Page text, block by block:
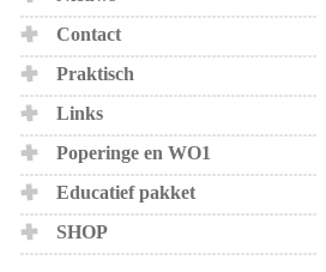
Contact
Praktisch
Links
Poperinge en WO1
Educatief pakket
SHOP